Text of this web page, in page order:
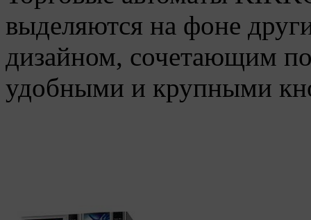
выделяются на фоне
дизайном, сочетающим
удобными и крупными